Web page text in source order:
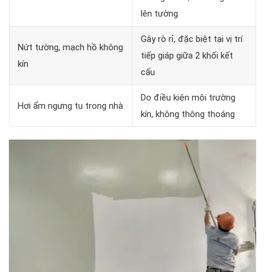
lên tường
Nứt tường, mạch hồ không
kín
Gây rò rỉ, đặc biệt tại vị trí
tiếp giáp giữa 2 khối kết
cấu
Hơi ẩm ngưng tụ trong nhà
Do điều kiện môi trường
kín, không thông thoáng